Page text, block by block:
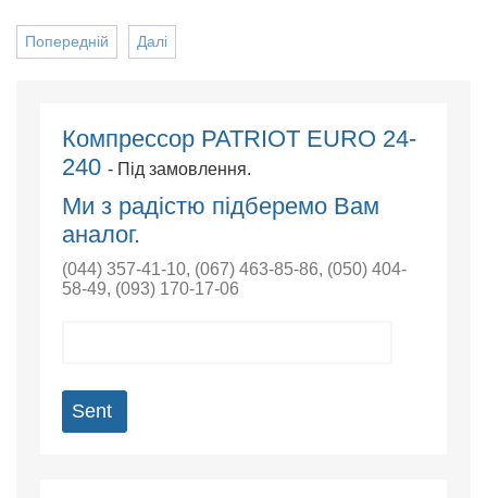
Далі
Попередній
Компрессор PATRIOT EURO 24-
240 - Під замовлення.
Ми з радістю підберемо Вам
аналог.
(044) 357-41-10, (067) 463-85-86, (050) 404-
58-49, (093) 170-17-06
Sent